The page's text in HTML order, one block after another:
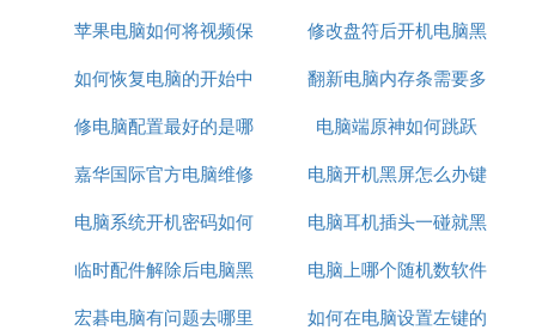
何同频
苹果电脑如何将视频保
密
修改盘符后开机电脑黑
屏
如何恢复电脑的开始中
的搜索
翻新电脑内存条需要多
少钱
修电脑配置最好的是哪
个品牌
电脑端原神如何跳跃
嘉华国际官方电脑维修
需要多少钱
电脑开机黑屏怎么办键
盘鼠标都亮
电脑系统开机密码如何
取消
电脑耳机插头一碰就黑
屏
临时配件解除后电脑黑
屏
电脑上哪个随机数软件
最好
宏碁电脑有问题去哪里
如何在电脑设置左键的